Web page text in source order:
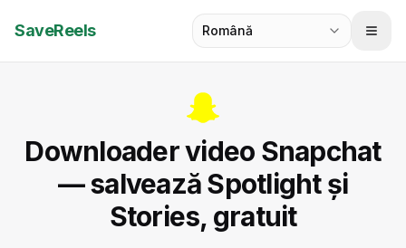
SaveReels Română
Downloader video Snapchat
— salvează Spotlight și
Stories, gratuit